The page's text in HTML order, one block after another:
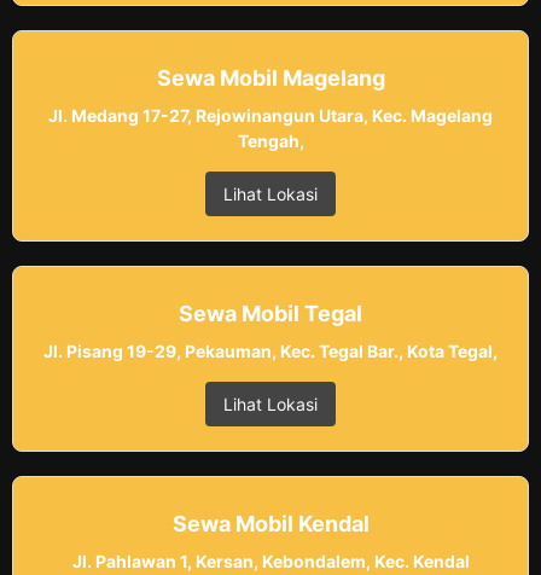
Sewa Mobil Magelang
Jl. Medang 17-27, Rejowinangun Utara, Kec. Magelang
Tengah,
Lihat Lokasi
Sewa Mobil Tegal
Jl. Pisang 19-29, Pekauman, Kec. Tegal Bar., Kota Tegal,
Lihat Lokasi
Sewa Mobil Kendal
Jl. Pahlawan 1, Kersan, Kebondalem, Kec. Kendal